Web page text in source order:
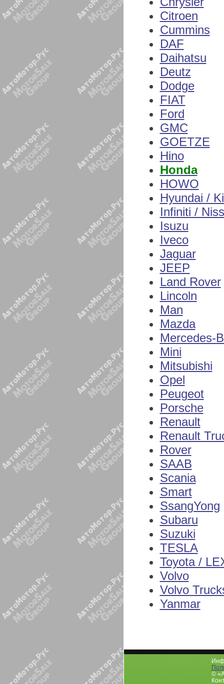
Citroen
Cummins
DAF
Daihatsu
Deutz
Dodge
FIAT
Ford
GMC
GOETZE
Hino
Honda
HOWO
Hyundai /
Infiniti /
Isuzu
Iveco
Jaguar
JEEP
Land Rover
Lincoln
Man
Mazda
Mercedes-
Mini
Mitsubishi
Opel
Peugeot
Porsche
Renault
Renault
Rover
SAAB
Scania
Smart
SsangYong
Subaru
Suzuki
TESLA
Toyota /
Volvo
Volvo
Yanmar
©